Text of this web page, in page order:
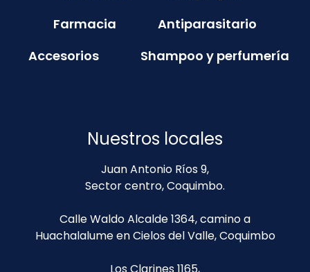
Farmacia
Antiparasitario
Accesorios
Shampoo y perfumería
Nuestros locales
Juan Antonio Ríos 9,
Sector centro, Coquimbo.
Calle Waldo Alcalde 1364, camino a
Huachalalume en Cielos del Valle, Coquimbo
Los Clarines 1165,